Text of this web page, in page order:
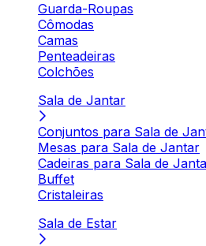
Guarda-Roupas
Cômodas
Camas
Penteadeiras
Colchões
Sala de Jantar
Conjuntos para Sala de
Mesas para Sala de Jantar
Cadeiras para Sala de
Buffet
Cristaleiras
Sala de Estar